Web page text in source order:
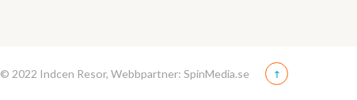
© 2022 Indcen Resor, Webbpartner: SpinMedia.se